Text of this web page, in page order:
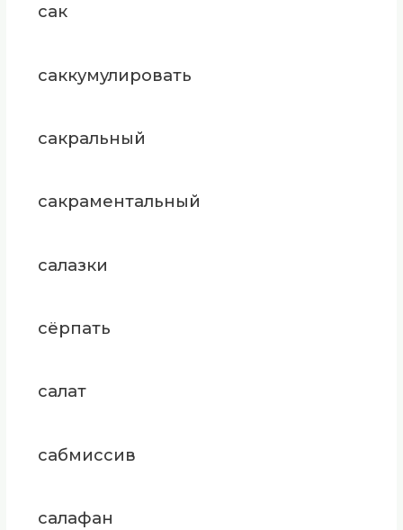
сак
саккумулировать
сакральный
сакраментальный
салазки
сёрпать
салат
сабмиссив
салафан